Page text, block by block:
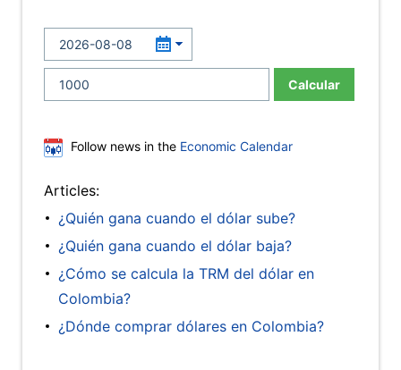
Calcular
Follow news in the Economic Calendar
Articles:
¿Quién gana cuando el dólar sube?
¿Quién gana cuando el dólar baja?
¿Cómo se calcula la TRM del dólar en
Colombia?
¿Dónde comprar dólares en Colombia?